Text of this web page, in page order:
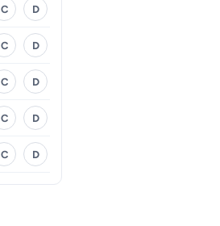
C D
C D
C D
C D
C D